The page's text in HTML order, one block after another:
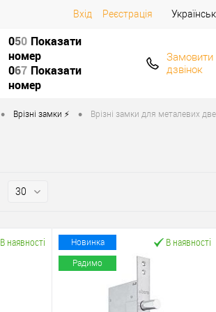
Вхід Реєстрація
050 Показати
номер
067 Показати
номер
Замовити
дзвінок
• Врізні замки ⚡️ • Врізні замки для металевих
В наявності Новинка
Радимо
В наявності